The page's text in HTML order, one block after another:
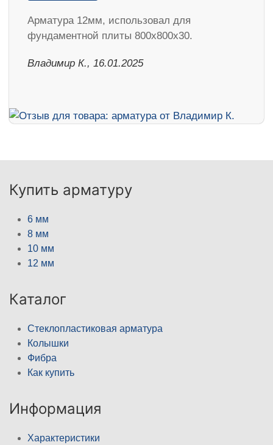
Арматура 12мм, использовал для
фундаментной плиты 800х800х30.
Владимир К., 16.01.2025
Купить арматуру
6 мм
8 мм
10 мм
12 мм
Каталог
Стеклопластиковая арматура
Колышки
Фибра
Как купить
Информация
Характеристики